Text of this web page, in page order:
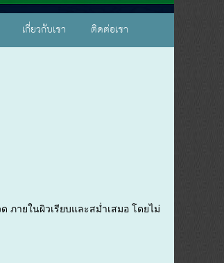
เกี่ยวกับเรา ติดต่อเรา
ภายในผิวเรียบและสม่ำเสมอ โดยไม่